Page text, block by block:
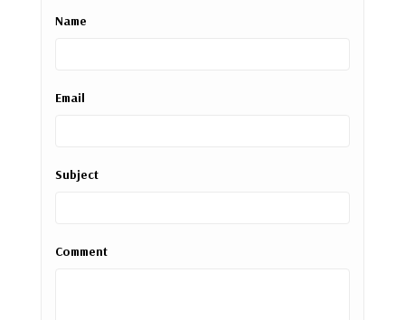
Name
Email
Subject
Comment